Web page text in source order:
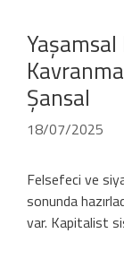
Şansal
18/07/2025
Felsefeci ve
sonunda
var. Kapitalist